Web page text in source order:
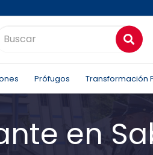
Prófugos Transformación
en